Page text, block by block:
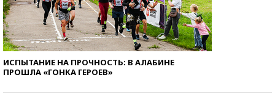
ИСПЫТАНИЕ НА ПРОЧНОСТЬ: В АЛАБИНЕ
ПРОШЛА «ГОНКА ГЕРОЕВ»